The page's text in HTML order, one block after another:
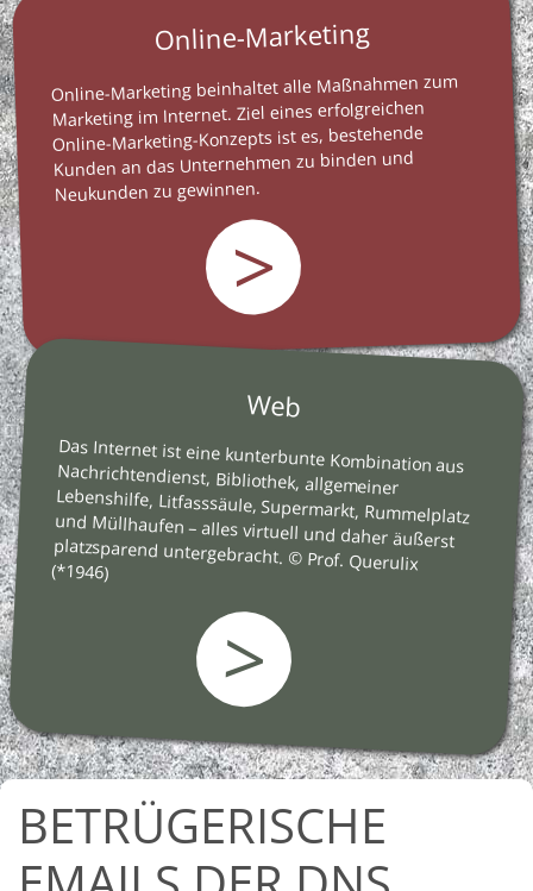
Online-Marketing
Online-Marketing beinhaltet alle Maßnahmen zum
Marketing im Internet. Ziel eines erfolgreichen
Online-Marketing-Konzepts ist es, bestehende
Kunden an das Unternehmen zu binden und
Neukunden zu gewinnen.
>
Web
Das Internet ist eine kunterbunte Kombination aus
Nachrichtendienst, Bibliothek, allgemeiner
Lebenshilfe, Litfasssäule, Supermarkt, Rummelplatz
und Müllhaufen – alles virtuell und daher äußerst
platzsparend untergebracht. © Prof. Querulix
(*1946)
>
BETRÜGERISCHE